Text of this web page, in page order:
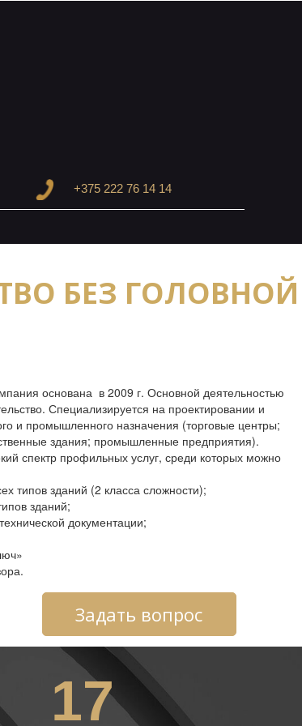
+375 222 76 14 14
БЕЗ ГОЛОВНОЙ
основана в 2009 г. Основной деятельностью
Специализируется на проектировании и
и промышленного назначения (торговые центры;
здания; промышленные предприятия).
спектр профильных услуг, среди которых можно
типов зданий (2 класса сложности);
зданий;
документации;
Задать вопрос
17